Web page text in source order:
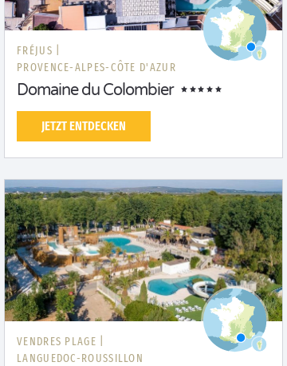
FRÉJUS |
PROVENCE-ALPES-CÔTE D'AZUR
Domaine du Colombier
JETZT ENTDECKEN
VENDRES PLAGE |
LANGUEDOC-ROUSSILLON